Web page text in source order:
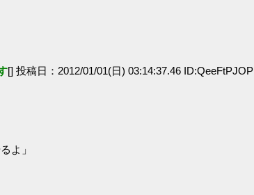
[] 投稿日：2012/01/01(日) 03:14:37.46 ID:QeeFtPJOP
よ」